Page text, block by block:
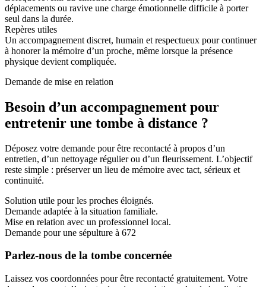
déplacements ou ravive une charge émotionnelle difficile à porter
seul dans la durée.
Repères utiles
Un accompagnement discret, humain et respectueux pour continuer
à honorer la mémoire d’un proche, même lorsque la présence
physique devient compliquée.
Demande de mise en relation
Besoin d’un accompagnement pour
entretenir une tombe à distance ?
Déposez votre demande pour être recontacté à propos d’un
entretien, d’un nettoyage régulier ou d’un fleurissement. L’objectif
reste simple : préserver un lieu de mémoire avec tact, sérieux et
continuité.
Solution utile pour les proches éloignés.
Demande adaptée à la situation familiale.
Mise en relation avec un professionnel local.
Demande pour une sépulture à 672
Parlez-nous de la tombe concernée
Laissez vos coordonnées pour être recontacté gratuitement. Votre